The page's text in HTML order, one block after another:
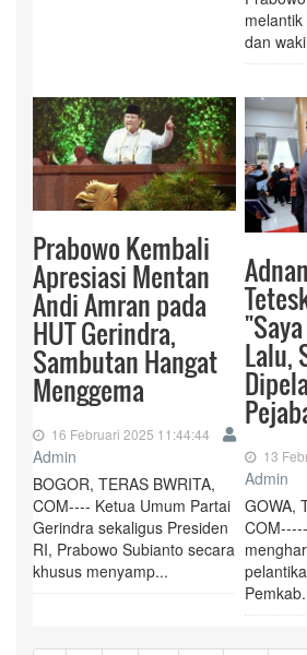
dan
Prabowo Kembali
Apresiasi Mentan
Andi Amran pada
HUT Gerindra,
Sambutan Hangat
Menggema
16 Februari 2025 11:44:44
Admin
BOGOR, TERAS BWRITA,
COM---- Ketua Umum Partai
Gerindra sekaligus Presiden
RI, Prabowo Subianto secara
khusus menyamp...
Lalu,
13
Admin
GOWA,